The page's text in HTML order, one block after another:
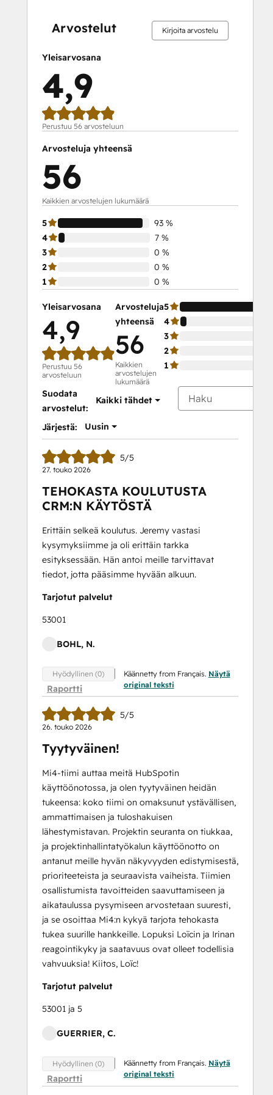
Arvostelut Kirjoita arvostelu
Yleisarvosana
4,9
Perustuu 56 arvosteluun
Arvosteluja yhteensä
56
Kaikkien arvostelujen lukumäärä
5
93 %
4
7 %
3
0 %
2
0 %
1
0 %
Yleisarvosana
4,9
Perustuu 56
arvosteluun
Arvosteluja
yhteensä
56
Kaikkien
arvostelujen
lukumäärä
5
4
3
2
1
Suodata
arvostelut:
Kaikki tähdet
Järjestä: Uusin
5/5
27. touko 2026
TEHOKASTA KOULUTUSTA
CRM:N KÄYTÖSTÄ
Erittäin selkeä koulutus. Jeremy vastasi
kysymyksiimme ja oli erittäin tarkka
esityksessään. Hän antoi meille tarvittavat
tiedot, jotta pääsimme hyvään alkuun.
Tarjotut palvelut
53001
BOHL, N.
Hyödyllinen (0)
Raportti
Käännetty from Français. Näytä
original teksti
5/5
26. touko 2026
Tyytyväinen!
Mi4-tiimi auttaa meitä HubSpotin
käyttöönotossa, ja olen tyytyväinen heidän
tukeensa: koko tiimi on omaksunut ystävällisen,
ammattimaisen ja tuloshakuisen
lähestymistavan. Projektin seuranta on tiukkaa,
ja projektinhallintatyökalun käyttöönotto on
antanut meille hyvän näkyvyyden edistymisestä,
prioriteeteista ja seuraavista vaiheista. Tiimien
osallistumista tavoitteiden saavuttamiseen ja
aikataulussa pysymiseen arvostetaan suuresti,
ja se osoittaa Mi4:n kykyä tarjota tehokasta
tukea suurille hankkeille. Lopuksi Loïcin ja Irinan
reagointikyky ja saatavuus ovat olleet todellisia
vahvuuksia! Kiitos, Loïc!
Tarjotut palvelut
53001 ja 5
GUERRIER, C.
Hyödyllinen (0)
Raportti
Käännetty from Français. Näytä
original teksti